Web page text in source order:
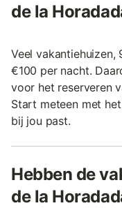
de la
Veel vakantiehuizen,
€100 per nacht.
voor het reserveren
Start meteen met
bij jou past.
Hebben de
de la